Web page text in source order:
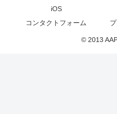
iOS
コンタクトフォーム
© 2013